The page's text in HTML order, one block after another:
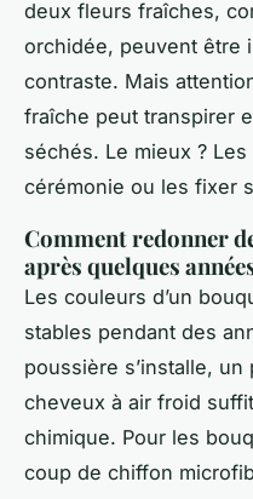
deux fleurs fraîches,
orchidée, peuvent être
contraste. Mais
fraîche peut transpirer
séchés. Le mieux ?
cérémonie ou les fixer
Comment redonner
après quelques
Les couleurs d’un
stables pendant des
poussière s’installe,
cheveux à air froid
chimique. Pour les
coup de chiffon